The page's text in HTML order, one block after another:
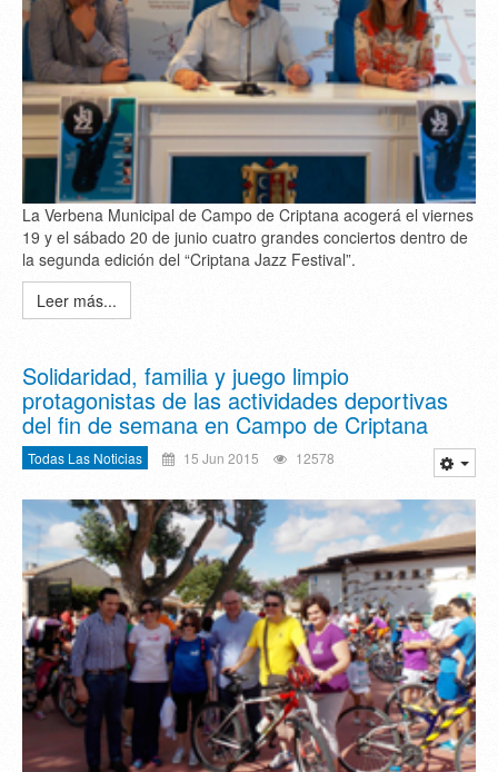
La Verbena Municipal de Campo de Criptana acogerá el viernes
19 y el sábado 20 de junio cuatro grandes conciertos dentro de
la segunda edición del “Criptana Jazz Festival”.
Leer más...
Solidaridad, familia y juego limpio
protagonistas de las actividades deportivas
del fin de semana en Campo de Criptana
Todas Las Noticias 15 Jun 2015 12578